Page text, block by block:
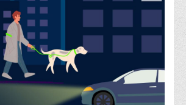
про оцінювання результатів навчання
вищої освіти
"Про правила призначення академічних
за договорами
про порядок розрахунків за договорами про